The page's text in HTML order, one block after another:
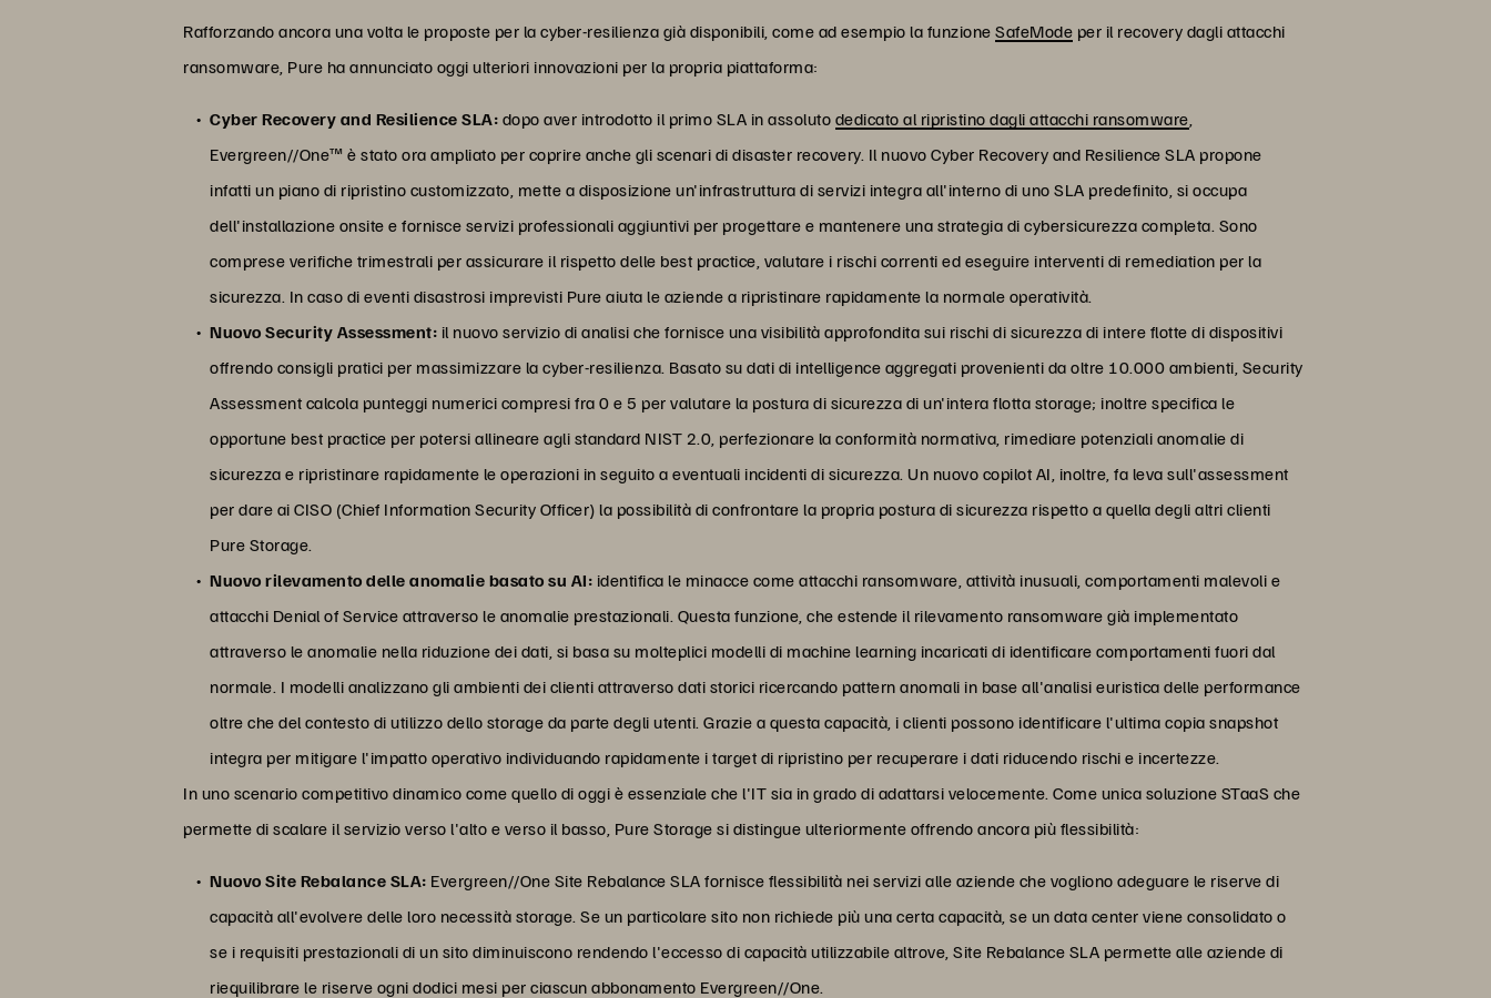
Rafforzando ancora una volta le proposte per la cyber-resilienza già disponibili, come ad esempio la funzioneSafeMode per il recovery dagli attacchi
ransomware, Pure ha annunciato oggi ulteriori innovazioni per la propria piattaforma:
Cyber Recovery and Resilience SLA: dopo aver introdotto il primo SLA in assoluto dedicato al ripristino dagli attacchi ransomware
Evergreen//One™ è stato ora ampliato per coprire anche gli scenari di disaster recovery. Il nuovo Cyber Recovery and Resilience SLA propone
infatti un piano di ripristino customizzato, mette a disposizione un'infrastruttura di servizi integra all'interno di uno SLA predefinito, si occupa
dell'installazione onsite e fornisce servizi professionali aggiuntivi per progettare e mantenere una strategia di cybersicurezza completa. Sono
comprese verifiche trimestrali per assicurare il rispetto delle best practice, valutare i rischi correnti ed eseguire interventi di remediation per la
sicurezza. In caso di eventi disastrosi imprevisti Pure aiuta le aziende a ripristinare rapidamente la normale operatività.
Nuovo Security Assessment: il nuovo servizio di analisi che fornisce una visibilità approfondita sui rischi di sicurezza di intere flotte di dispositivi
offrendo consigli pratici per massimizzare la cyber-resilienza. Basato su dati di intelligence aggregati provenienti da oltre 10.000 ambienti, Security
Assessment calcola punteggi numerici compresi fra 0 e 5 per valutare la postura di sicurezza di un'intera flotta storage; inoltre specifica le
opportune best practice per potersi allineare agli standard NIST 2.0, perfezionare la conformità normativa, rimediare potenziali anomalie di
sicurezza e ripristinare rapidamente le operazioni in seguito a eventuali incidenti di sicurezza. Un nuovo copilot AI, inoltre, fa leva sull'assessment
per dare ai CISO (Chief Information Security Officer) la possibilità di confrontare la propria postura di sicurezza rispetto a quella degli altri clienti
Pure Storage.
Nuovo rilevamento delle anomalie basato su AI: identifica le minacce come attacchi ransomware, attività inusuali, comportamenti malevoli e
attacchi Denial of Service attraverso le anomalie prestazionali. Questa funzione, che estende il rilevamento ransomware già implementato
attraverso le anomalie nella riduzione dei dati, si basa su molteplici modelli di machine learning incaricati di identificare comportamenti fuori dal
normale. I modelli analizzano gli ambienti dei clienti attraverso dati storici ricercando pattern anomali in base all'analisi euristica delle performance
oltre che del contesto di utilizzo dello storage da parte degli utenti. Grazie a questa capacità, i clienti possono identificare l'ultima copia snapshot
integra per mitigare l'impatto operativo individuando rapidamente i target di ripristino per recuperare i dati riducendo rischi e incertezze.
In uno scenario competitivo dinamico come quello di oggi è essenziale che l'IT sia in grado di adattarsi velocemente. Come unica soluzione STaaS che
permette di scalare il servizio verso l'alto e verso il basso, Pure Storage si distingue ulteriormente offrendo ancora più flessibilità:
Nuovo Site Rebalance SLA: Evergreen//One Site Rebalance SLA fornisce flessibilità nei servizi alle aziende che vogliono adeguare le riserve di
capacità all'evolvere delle loro necessità storage. Se un particolare sito non richiede più una certa capacità, se un data center viene consolidato o
se i requisiti prestazionali di un sito diminuiscono rendendo l'eccesso di capacità utilizzabile altrove, Site Rebalance SLA permette alle aziende di
riequilibrare le riserve ogni dodici mesi per ciascun abbonamento Evergreen//One.